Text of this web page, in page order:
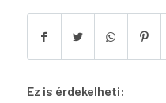
Ez is érdekelheti: